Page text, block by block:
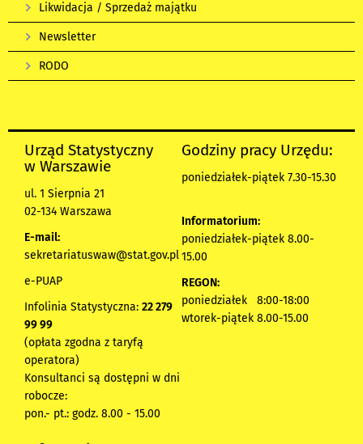
Likwidacja / Sprzedaż majątku
Newsletter
RODO
Urząd Statystyczny
w Warszawie
ul. 1 Sierpnia 21
02-134 Warszawa
E-mail:
sekretariatuswaw@stat.gov.pl
e-PUAP
Infolinia Statystyczna: 22 279
99 99
(opłata zgodna z taryfą
operatora)
Konsultanci są dostępni w dni
robocze:
pon.- pt.: godz. 8.00 - 15.00
Godziny pracy Urzędu:
poniedziałek-piątek 7.30-15.30
Informatorium:
poniedziałek-piątek 8.00-
15.00
REGON:
poniedziałek 8:00-18:00
wtorek-piątek 8.00-15.00